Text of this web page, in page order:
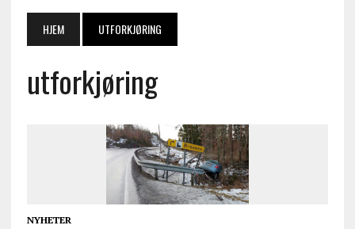
HJEM UTFORKJØRING
utforkjøring
NYHETER